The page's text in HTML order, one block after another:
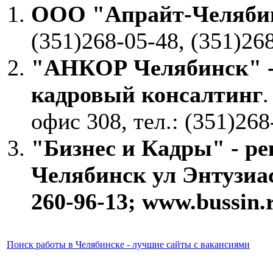
ООО "Апрайт-
(351)268-05-48,
"АНКОР Челябинск" -
кадровый консалтинг
офис 308, тел.:
"Бизнес и Кадры" -
Челябинск ул
260-96-13;
Поиск работы в Челябинске - лучшие сайты с вакансиями